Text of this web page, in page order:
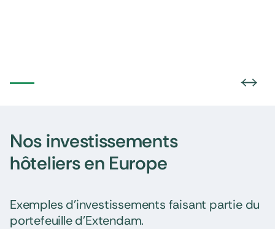
Nos investissements
hôteliers en Europe
Exemples d’investissements faisant partie du
portefeuille d’Extendam.